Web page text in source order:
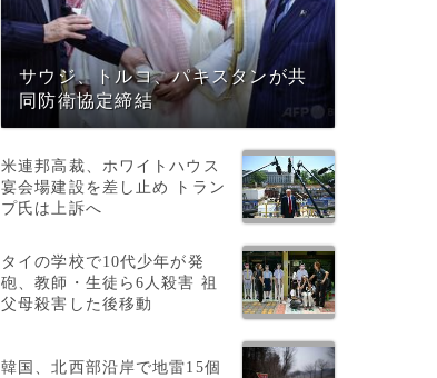
サウジ、トルコ、パキスタンが共
同防衛協定締結
米連邦高裁、ホワイトハウス
宴会場建設を差し止め トラン
プ氏は上訴へ
タイの学校で10代少年が発
砲、教師・生徒ら6人殺害 祖
父母殺害した後移動
韓国、北西部沿岸で地雷15個